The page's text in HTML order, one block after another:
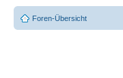
Foren-Übersicht